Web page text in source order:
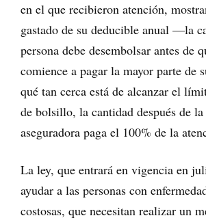
en el que recibieron atención,
gastado de su deducible anual —la
persona debe desembolsar antes de
comience a pagar la mayor parte
qué tan cerca está de alcanzar el
de bolsillo, la cantidad después de
aseguradora paga el 100% de la
La ley, que entrará en vigencia en
ayudar a las personas con
costosas, que necesitan realizar un